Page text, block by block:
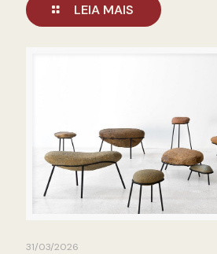
LEIA MAIS
31/03/2026